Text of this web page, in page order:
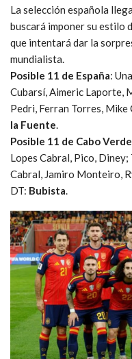
La selección española
buscará imponer su estilo
que intentará dar la
mundialista.
Posible 11 de España:
Cubarsí, Aimeric Laporte,
Pedri, Ferran Torres, Mike
la Fuente.
Posible 11 de Cabo Verde
Lopes Cabral, Pico,
Cabral, Jamiro Monteiro,
DT: Bubista.